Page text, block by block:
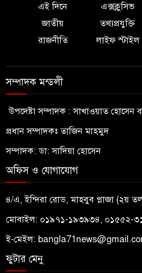
এই দিনে
এক্সক্লুসিভ
জাতীয়
তথ্যপ্রযুক্তি
রাজনীতি
লাইফ স্টাইল
সম্পাদক মন্ডলী
উপদেষ্টা সম্পাদক : সাখাওয়াত হোসেন
প্রধান সম্পাদকঃ তাজিন মাহমুদ
সম্পাদক: ডা: সাদিয়া হোসেন
অফিস ও যোগাযোগ
৪/এ, ইন্দিরা রোড, মাহবুব প্লাজা (২য়
মোবাইল: ০১৯৭১-১৯৩৯৩৪, ০১৫৫২-
ই-মেইল:
ফুটার মেনু